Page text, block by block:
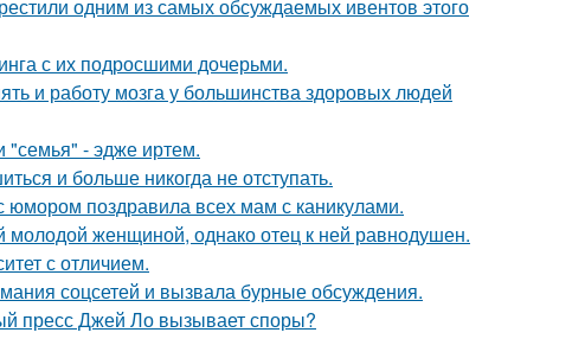
одним из самых обсуждаемых ивентов этого
с их подросшими дочерьми.
и работу мозга у большинства здоровых людей
"семья" - эдже иртем.
и больше никогда не отступать.
поздравила всех мам с каникулами.
женщиной, однако отец к ней равнодушен.
с отличием.
соцсетей и вызвала бурные обсуждения.
пресс Джей Ло вызывает споры?